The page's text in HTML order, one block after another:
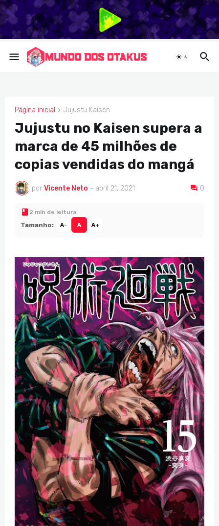
Página inicial Jujustu Kaisen
JUJUSTU KAISEN
Jujustu no Kaisen supera a
marca de 45 milhões de
copias vendidas do mangá
por Vicente Neto - abril 21, 2021 0
2 min de leitura
Tamanho: A- A A+